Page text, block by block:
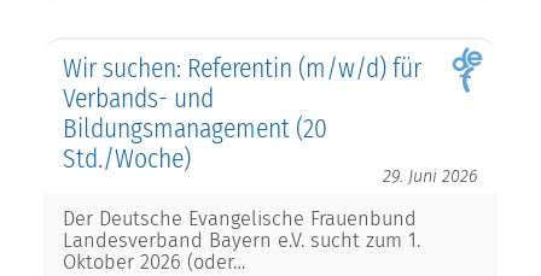
Wir suchen: Referentin (m/w/d) für
Verbands- und
Bildungsmanagement (20
Std./Woche)
29. Juni 2026
Der Deutsche Evangelische Frauenbund
Landesverband Bayern e.V. sucht zum 1.
Oktober 2026 (oder…